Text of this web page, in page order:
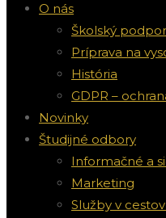
O nás
Školský
Príprava na
História
GDPR –
Novinky
Študijné odbory
Informačné a
Marketing
Služby v